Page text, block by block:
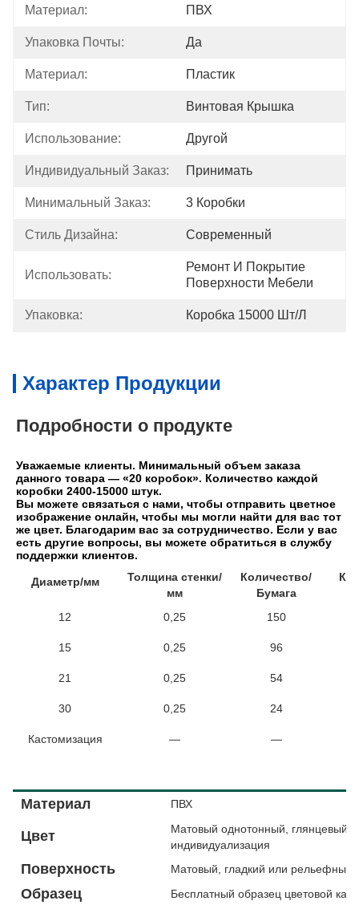
Материал: ПВХ
Упаковка Почты: Да
Материал: Пластик
Тип: Винтовая Крышка
Использование: Другой
Индивидуальный Заказ: Принимать
Минимальный Заказ: 3 Коробки
Стиль Дизайна: Современный
Использовать:
Ремонт И Покрытие
Поверхности Мебели
Упаковка: Коробка 15000 Шт/л
Характер Продукции
Подробности о продукте
Уважаемые клиенты. Минимальный объем заказа
данного товара — «20 коробок». Количество каждой
коробки 2400-15000 штук.
Вы можете связаться с нами, чтобы отправить цветное
изображение онлайн, чтобы мы могли найти для вас тот
же цвет. Благодарим вас за сотрудничество. Если у вас
есть другие вопросы, вы можете обратиться в службу
поддержки клиентов.
Диаметр/мм
Толщина стенки/
мм
Количество/
Бумага
12 0,25 150
15 0,25 96
21 0,25 54
30 0,25 24
Кастомизация — —
Материал ПВХ
Цвет
Матовый однотонный, глянцевый
индивидуализация
Поверхность Матовый, гладкий или рельефный
Образец Бесплатный образец цветовой